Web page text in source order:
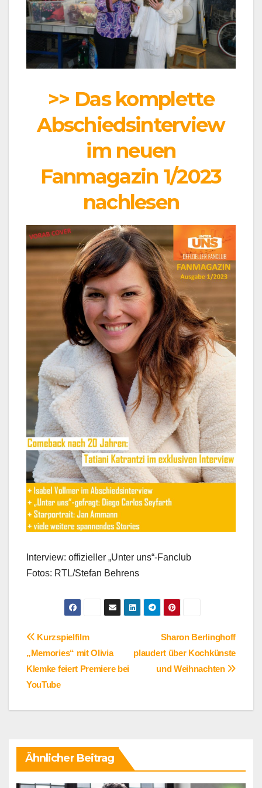
>> Das komplette
Abschiedsinterview
im neuen
Fanmagazin 1/2023
nachlesen
Interview: offizieller „Unter uns“-Fanclub
Fotos: RTL/Stefan Behrens
BeitragsnavigationSharon Berlinghoff
plaudert über Kochkünste
und Weihnachten
Kurzspielfilm
„Memories“ mit Olivia
Klemke feiert Premiere bei
YouTube
Ähnlicher Beitrag